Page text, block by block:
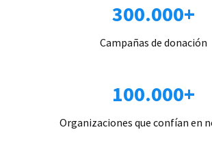
300.000+
Campañas de donación
100.000+
Organizaciones que confían en